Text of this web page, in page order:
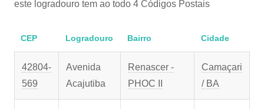
este logradouro tem ao todo 4 Códigos Postais
CEP Logradouro Bairro Cidade
42804-
569
Avenida
Acajutiba
Renascer -
PHOC II
Camaçari
/ BA